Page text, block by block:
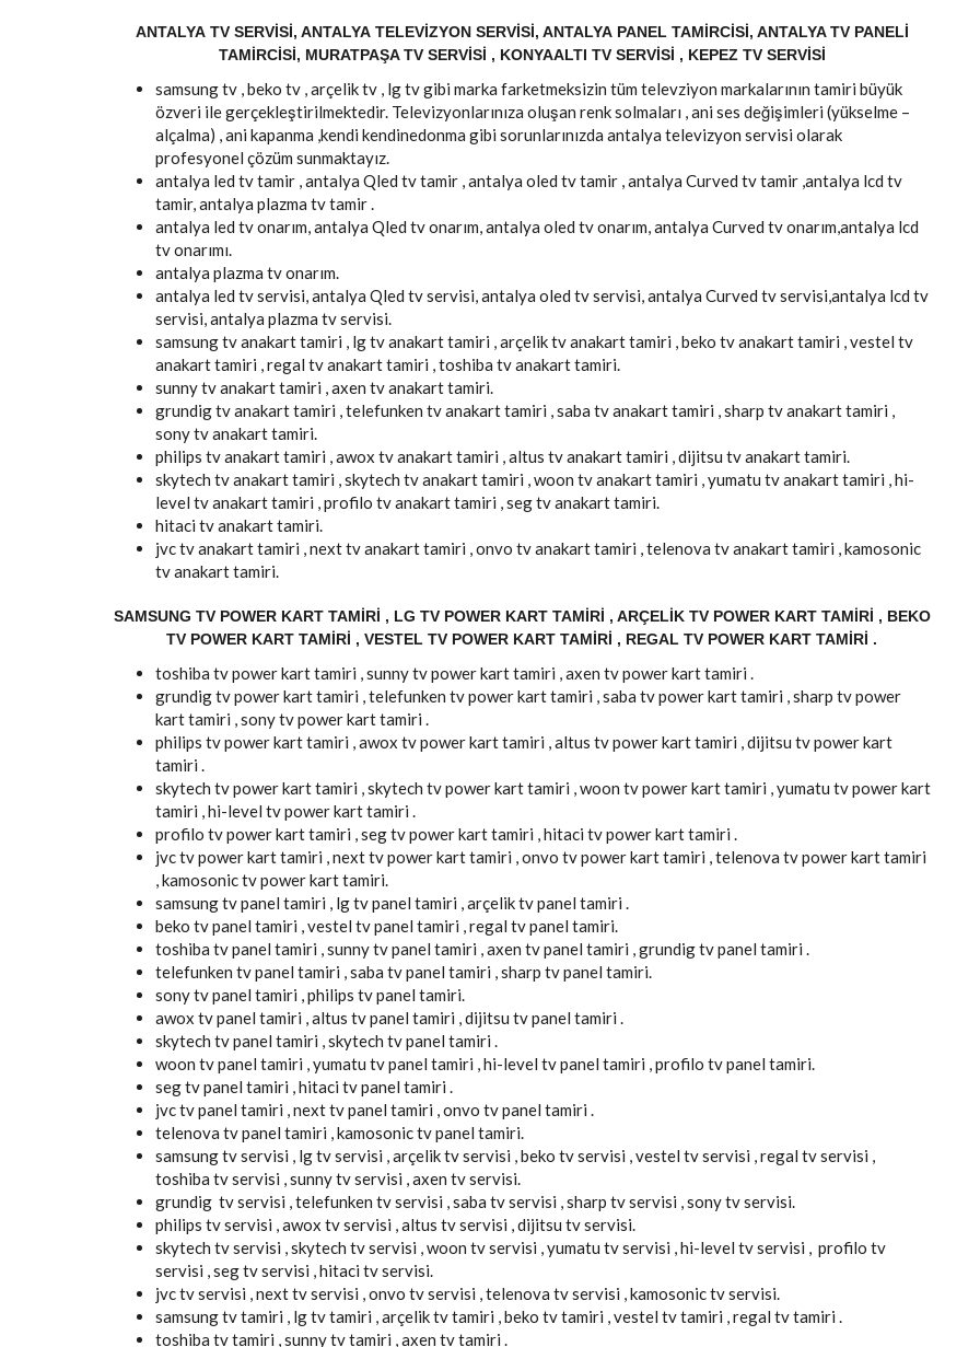
ANTALYA TV SERVISI, ANTALYA TELEVIZYON SERVISI, ANTALYA PANEL TAMIRCISI, ANTALYA TV PANELI
TAMIRCISI, MURATPAŞA TV SERVISI , KONYAALTI TV SERVISI , KEPEZ TV SERVISI
samsung tv , beko tv , arçelik tv , lg tv gibi marka farketmeksizin tüm televziyon markalarının tamiri büyük
özveri ile gerçekleştirilmektedir. Televizyonlarınıza oluşan renk solmaları , ani ses değişimleri (yükselme –
alçalma) , ani kapanma ,kendi kendinedonma gibi sorunlarınızda antalya televizyon servisi olarak
profesyonel çözüm sunmaktayız.
antalya led tv tamir , antalya Qled tv tamir , antalya oled tv tamir , antalya Curved tv tamir ,antalya lcd tv
tamir, antalya plazma tv tamir .
antalya led tv onarım, antalya Qled tv onarım, antalya oled tv onarım, antalya Curved tv onarım,antalya lcd
tv onarımı.
antalya plazma tv onarım.
antalya led tv servisi, antalya Qled tv servisi, antalya oled tv servisi, antalya Curved tv servisi,antalya lcd tv
servisi, antalya plazma tv servisi.
samsung tv anakart tamiri , lg tv anakart tamiri , arçelik tv anakart tamiri , beko tv anakart tamiri , vestel tv
anakart tamiri , regal tv anakart tamiri , toshiba tv anakart tamiri.
sunny tv anakart tamiri , axen tv anakart tamiri.
grundig tv anakart tamiri , telefunken tv anakart tamiri , saba tv anakart tamiri , sharp tv anakart tamiri ,
sony tv anakart tamiri.
philips tv anakart tamiri , awox tv anakart tamiri , altus tv anakart tamiri , dijitsu tv anakart tamiri.
skytech tv anakart tamiri , skytech tv anakart tamiri , woon tv anakart tamiri , yumatu tv anakart tamiri , hi-
level tv anakart tamiri , profilo tv anakart tamiri , seg tv anakart tamiri.
hitaci tv anakart tamiri.
jvc tv anakart tamiri , next tv anakart tamiri , onvo tv anakart tamiri , telenova tv anakart tamiri , kamosonic
tv anakart tamiri.
SAMSUNG TV POWER KART TAMIRI , LG TV POWER KART TAMIRI , ARÇELIK TV POWER KART TAMIRI , BEKO
TV POWER KART TAMIRI , VESTEL TV POWER KART TAMIRI , REGAL TV POWER KART TAMIRI .
toshiba tv power kart tamiri , sunny tv power kart tamiri , axen tv power kart tamiri .
grundig tv power kart tamiri , telefunken tv power kart tamiri , saba tv power kart tamiri , sharp tv power
kart tamiri , sony tv power kart tamiri .
philips tv power kart tamiri , awox tv power kart tamiri , altus tv power kart tamiri , dijitsu tv power kart
tamiri .
skytech tv power kart tamiri , skytech tv power kart tamiri , woon tv power kart tamiri , yumatu tv power kart
tamiri , hi-level tv power kart tamiri .
profilo tv power kart tamiri , seg tv power kart tamiri , hitaci tv power kart tamiri .
jvc tv power kart tamiri , next tv power kart tamiri , onvo tv power kart tamiri , telenova tv power kart tamiri
, kamosonic tv power kart tamiri.
samsung tv panel tamiri , lg tv panel tamiri , arçelik tv panel tamiri .
beko tv panel tamiri , vestel tv panel tamiri , regal tv panel tamiri.
toshiba tv panel tamiri , sunny tv panel tamiri , axen tv panel tamiri , grundig tv panel tamiri .
telefunken tv panel tamiri , saba tv panel tamiri , sharp tv panel tamiri.
sony tv panel tamiri , philips tv panel tamiri.
awox tv panel tamiri , altus tv panel tamiri , dijitsu tv panel tamiri .
skytech tv panel tamiri , skytech tv panel tamiri .
woon tv panel tamiri , yumatu tv panel tamiri , hi-level tv panel tamiri , profilo tv panel tamiri.
seg tv panel tamiri , hitaci tv panel tamiri .
jvc tv panel tamiri , next tv panel tamiri , onvo tv panel tamiri .
telenova tv panel tamiri , kamosonic tv panel tamiri.
samsung tv servisi , lg tv servisi , arçelik tv servisi , beko tv servisi , vestel tv servisi , regal tv servisi ,
toshiba tv servisi , sunny tv servisi , axen tv servisi.
grundig tv servisi , telefunken tv servisi , saba tv servisi , sharp tv servisi , sony tv servisi.
philips tv servisi , awox tv servisi , altus tv servisi , dijitsu tv servisi.
skytech tv servisi , skytech tv servisi , woon tv servisi , yumatu tv servisi , hi-level tv servisi , profilo tv
servisi , seg tv servisi , hitaci tv servisi.
jvc tv servisi , next tv servisi , onvo tv servisi , telenova tv servisi , kamosonic tv servisi.
samsung tv tamiri , lg tv tamiri , arçelik tv tamiri , beko tv tamiri , vestel tv tamiri , regal tv tamiri .
toshiba tv tamiri , sunny tv tamiri , axen tv tamiri .